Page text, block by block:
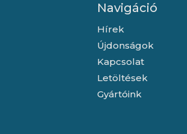
Navigáció
Hírek
Újdonságok
Kapcsolat
Letöltések
Gyártóink